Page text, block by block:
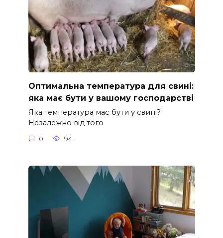
Оптимальна температура для свині:
яка має бути у вашому господарстві
Яка температура має бути у свині?
Незалежно від того
0 94